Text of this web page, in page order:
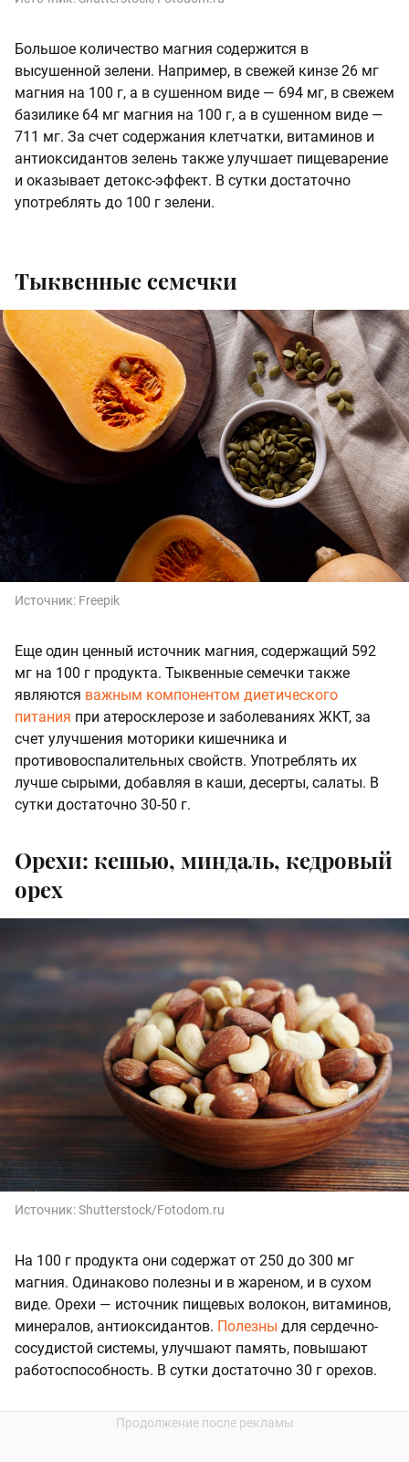
Большое количество магния содержится в
высушенной зелени. Например, в свежей кинзе 26 мг
магния на 100 г, а в сушенном виде — 694 мг, в свежем
базилике 64 мг магния на 100 г, а в сушенном виде —
711 мг. За счет содержания клетчатки, витаминов и
антиоксидантов зелень также улучшает пищеварение
и оказывает детокс-эффект. В сутки достаточно
употреблять до 100 г зелени.
Тыквенные семечки
Источник: Freepik
Еще один ценный источник магния, содержащий 592
мг на 100 г продукта. Тыквенные семечки также
являются важным компонентом диетического
питания при атеросклерозе и заболеваниях ЖКТ, за
счет улучшения моторики кишечника и
противовоспалительных свойств. Употреблять их
лучше сырыми, добавляя в каши, десерты, салаты. В
сутки достаточно 30-50 г.
Орехи: кешью, миндаль, кедровый
орех
Источник:Shutterstock/Fotodom.ru
На 100 г продукта они содержат от 250 до 300 мг
магния. Одинаково полезны и в жареном, и в сухом
виде. Орехи — источник пищевых волокон, витаминов,
минералов, антиоксидантов. Полезны для сердечно-
сосудистой системы, улучшают память, повышают
работоспособность. В сутки достаточно 30 г орехов.